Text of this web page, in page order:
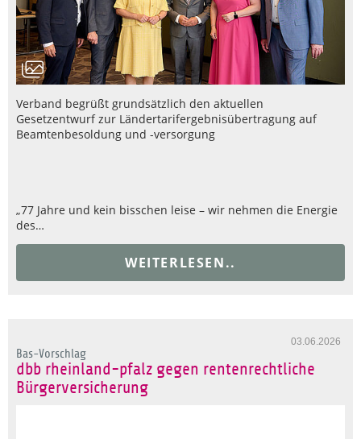
Verband begrüßt grundsätzlich den aktuellen
Gesetzentwurf zur Ländertarifergebnisübertragung auf
Beamtenbesoldung und -versorgung
„77 Jahre und kein bisschen leise – wir nehmen die Energie
des…
WEITERLESEN..
03.06.2026
Bas-Vorschlag
dbb rheinland-pfalz gegen rentenrechtliche
Bürgerversicherung